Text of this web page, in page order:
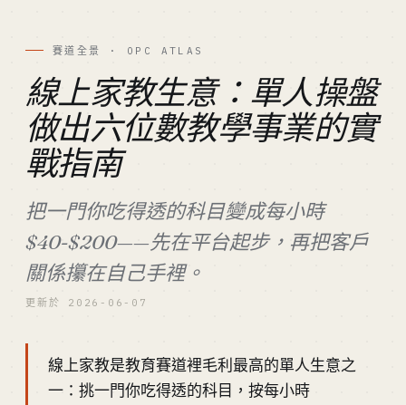
賽道全景 · OPC ATLAS
線上家教生意：單人操盤
做出六位數教學事業的實
戰指南
把一門你吃得透的科目變成每小時
$40-$200——先在平台起步，再把客戶
關係攥在自己手裡。
更新於 2026-06-07
線上家教是教育賽道裡毛利最高的單人生意之
一：挑一門你吃得透的科目，按每小時